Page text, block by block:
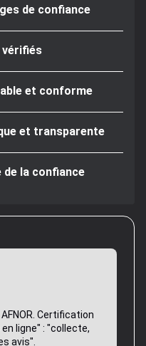
de confiance
vérifiés
et conforme
et transparente
de la confiance
Certification
ligne" : "collecte,
avis".